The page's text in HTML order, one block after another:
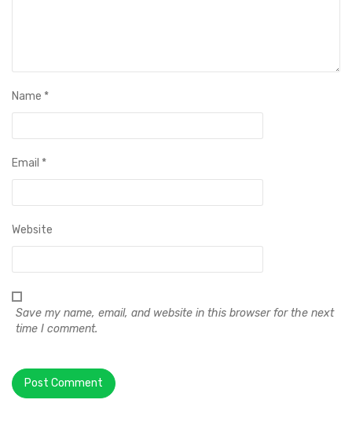
Name *
Email *
Website
Save my name, email, and website in this browser for the next
time I comment.